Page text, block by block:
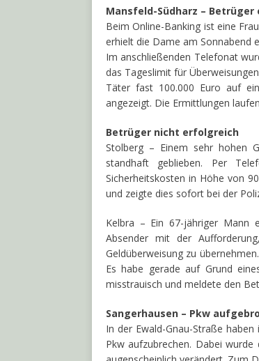
Mansfeld-Südharz –
Beim Online-Banking ist eine
erhielt die Dame am Sonnabend
Im anschließenden Telefonat
das Tageslimit für
Täter fast 100.000 Euro auf
angezeigt. Die Ermittlungen
Betrüger nicht erfolgreich
Stolberg – Einem sehr hohen
standhaft geblieben. Per
Sicherheitskosten in Höhe von
und zeigte dies sofort bei der
Kelbra – Ein 67-jähriger Mann
Absender mit der
Geldüberweisung zu
Es habe gerade auf Grund
misstrauisch und meldete den
Sangerhausen – Pkw
In der Ewald-Gnau-Straße
Pkw aufzubrechen. Dabei